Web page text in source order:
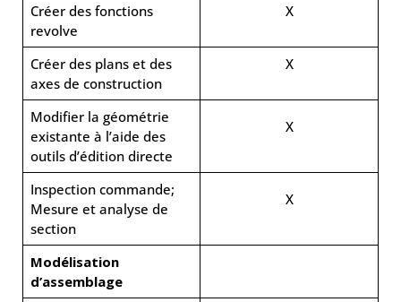
Créer des fonctions
revolve
X
Créer des plans et des
axes de construction
X
Modifier la géométrie
existante à l’aide des
outils d’édition directe
X
Inspection commande;
Mesure et analyse de
section
X
Modélisation
d’assemblage